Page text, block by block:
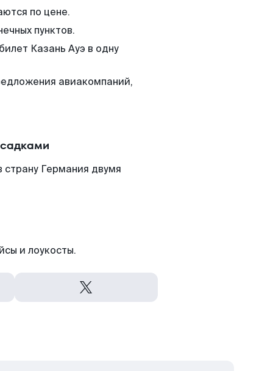
по цене.
пунктов.
Казань Ауэ в одну
авиакомпаний,
Германия двумя
и лоукосты.